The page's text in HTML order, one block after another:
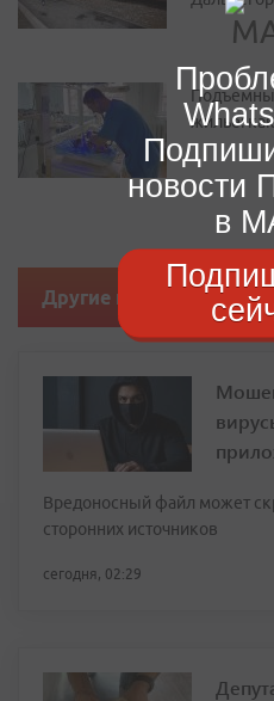
жилье:
Другие новости
Вредоносный файл может
сторонних источников
сегодня, 02:29
новости
в